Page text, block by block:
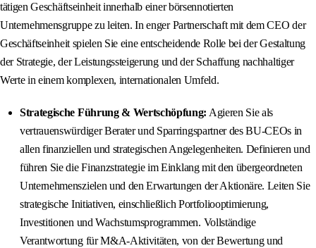
tätigen Geschäftseinheit innerhalb einer börsennotierten
Unternehmensgruppe zu leiten. In enger Partnerschaft mit dem CEO der
Geschäftseinheit spielen Sie eine entscheidende Rolle bei der Gestaltung
der Strategie, der Leistungssteigerung und der Schaffung nachhaltiger
Werte in einem komplexen, internationalen Umfeld.
Strategische Führung & Wertschöpfung: Agieren Sie als
vertrauenswürdiger Berater und Sparringspartner des BU-CEOs in
allen finanziellen und strategischen Angelegenheiten. Definieren und
führen Sie die Finanzstrategie im Einklang mit den übergeordneten
Unternehmenszielen und den Erwartungen der Aktionäre. Leiten Sie
strategische Initiativen, einschließlich Portfoliooptimierung,
Investitionen und Wachstumsprogrammen. Vollständige
Verantwortung für M&A-Aktivitäten, von der Bewertung und